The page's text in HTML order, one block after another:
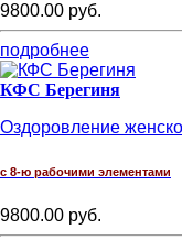
9800.00 руб.
подробнее
КФС Берегиня
Оздоровление
с 8-ю рабочими элементами
9800.00 руб.